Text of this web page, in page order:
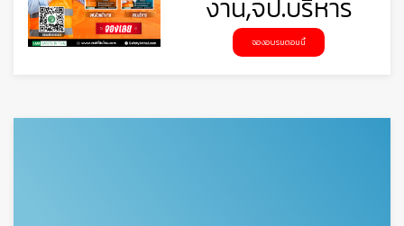
งาน,จป.บริหาร
จองอบรมตอนนี้